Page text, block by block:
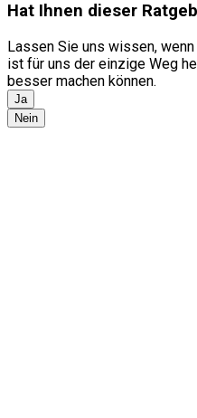
Hat Ihnen dieser
Lassen Sie uns wissen,
ist für uns der einzige Weg
besser machen können.
Ja
Nein